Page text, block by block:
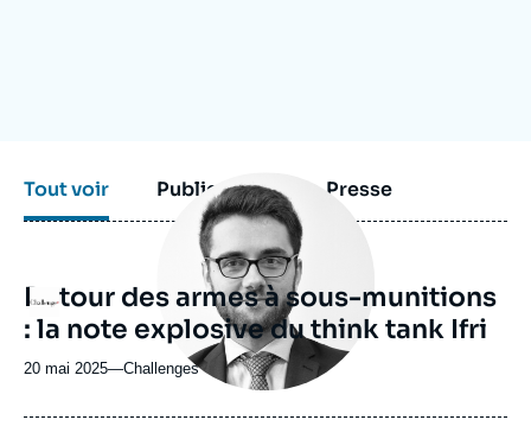
Tout voir Publications Presse
Logo
Image
principale
médiatique
Retour des armes à sous-munitions
: la note explosive du think tank Ifri
20 mai 2025—Nom
journal,
Challenges